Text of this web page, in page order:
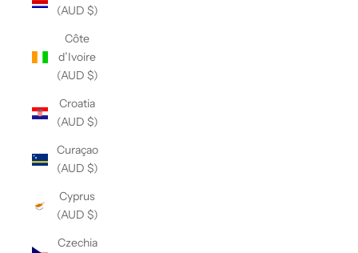
(AUD $)
Côte
d’Ivoire
(AUD $)
Croatia
(AUD $)
Curaçao
(AUD $)
Cyprus
(AUD $)
Czechia